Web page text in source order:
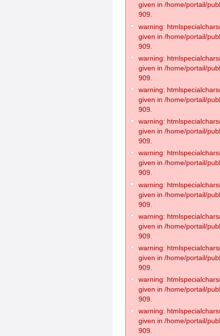
given in /home/portail/
909.
warning:
given in /home/portail/
909.
warning:
given in /home/portail/
909.
warning:
given in /home/portail/
909.
warning:
given in /home/portail/
909.
warning:
given in /home/portail/
909.
warning:
given in /home/portail/
909.
warning:
given in /home/portail/
909.
warning:
given in /home/portail/
909.
warning:
given in /home/portail/
909.
warning:
given in /home/portail/
909.